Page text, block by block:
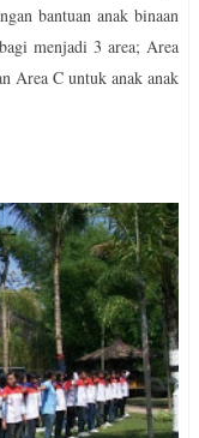
bantuan anak binaan
menjadi 3 area; Area
Area C untuk anak anak